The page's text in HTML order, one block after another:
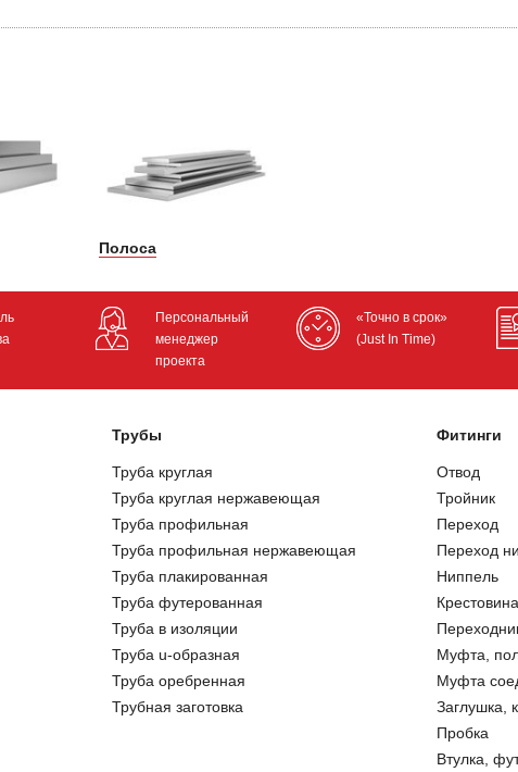
Полоса
Персональный
менеджер
проекта
«Точно в срок»
(Just In Time)
Трубы
Труба круглая
Труба круглая нержавеющая
Труба профильная
Труба профильная нержавеющая
Труба плакированная
Труба футерованная
Труба в изоляции
Труба u-образная
Труба оребренная
Трубная заготовка
Фитинги
Отвод
Тройник
Переход
Переход
Ниппель
Крестовина
Муфта,
Муфта
Заглушка,
Пробка
Втулка,